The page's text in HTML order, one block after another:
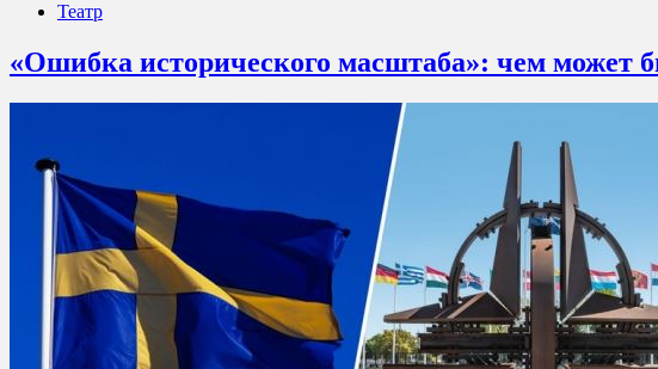
Театр
«Ошибка исторического масштаба»: чем